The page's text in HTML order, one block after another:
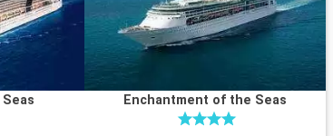
Enchantment of the Seas